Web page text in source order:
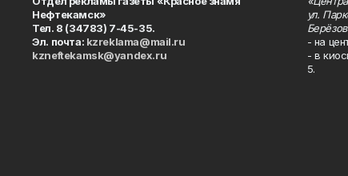
Нефтекамск»
Тел. 8 (34783) 7-45-35.
Эл. почта: kzreklama@mail.ru
kzneftekamsk@yandex.ru
ул.
- на
- в
5.